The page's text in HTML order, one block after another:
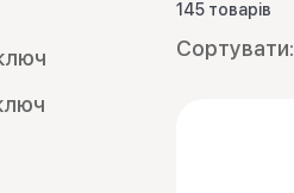
145 товарів